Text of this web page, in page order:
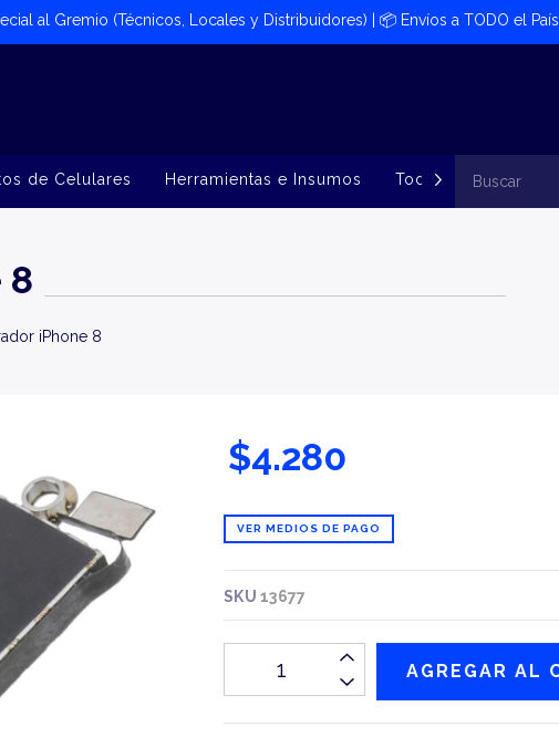
al Gremio (Técnicos, Locales y Distribuidores) | 📦​ Envíos a TODO el País
de Celulares Herramientas e Insumos Todos los Productos
8
iPhone 8
$4.280
VER MEDIOS DE PAGO
SKU13677